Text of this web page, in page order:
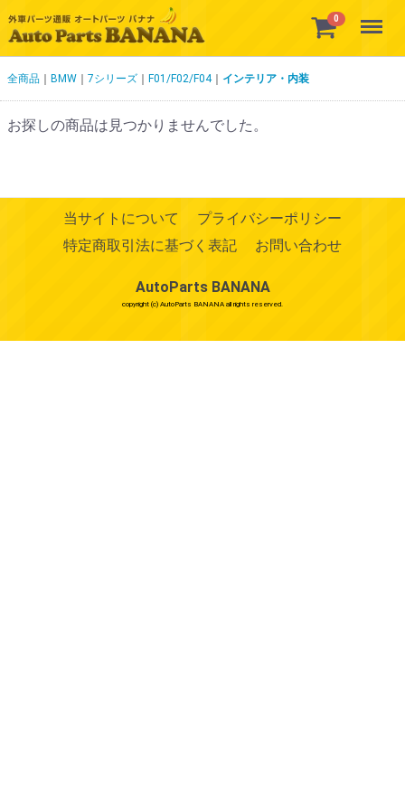
0 Menu
全商品 BMW 7シリーズ F01/F02/F04 インテリア・内装
お探しの商品は見つかりませんでした。
当サイトについて
プライバシーポリシー
特定商取引法に基づく表記
お問い合わせ
AutoParts BANANA
copyright (c) AutoParts BANANA all rights reserved.